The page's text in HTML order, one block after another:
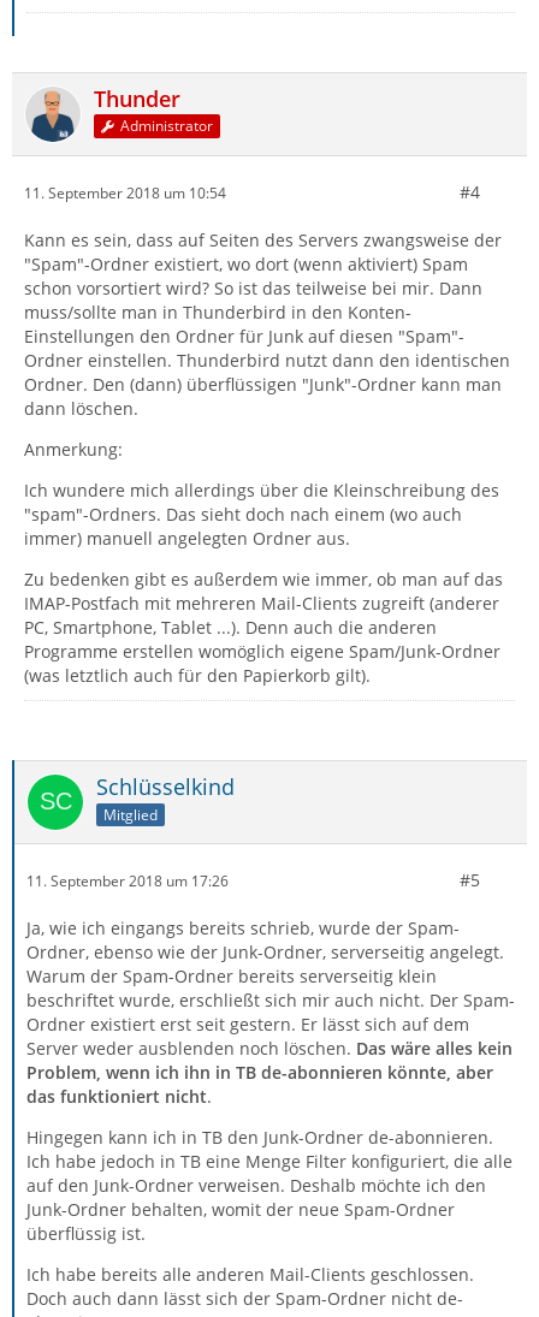
Thunder
Administrator
11. September 2018 um 10:54 #4
Kann es sein, dass auf Seiten des Servers zwangsweise der
"Spam"-Ordner existiert, wo dort (wenn aktiviert) Spam
schon vorsortiert wird? So ist das teilweise bei mir. Dann
muss/sollte man in Thunderbird in den Konten-
Einstellungen den Ordner für Junk auf diesen "Spam"-
Ordner einstellen. Thunderbird nutzt dann den identischen
Ordner. Den (dann) überflüssigen "Junk"-Ordner kann man
dann löschen.
Anmerkung:
Ich wundere mich allerdings über die Kleinschreibung des
"spam"-Ordners. Das sieht doch nach einem (wo auch
immer) manuell angelegten Ordner aus.
Zu bedenken gibt es außerdem wie immer, ob man auf das
IMAP-Postfach mit mehreren Mail-Clients zugreift (anderer
PC, Smartphone, Tablet ...). Denn auch die anderen
Programme erstellen womöglich eigene Spam/Junk-Ordner
(was letztlich auch für den Papierkorb gilt).
Schlüsselkind
Mitglied
11. September 2018 um 17:26 #5
Ja, wie ich eingangs bereits schrieb, wurde der Spam-
Ordner, ebenso wie der Junk-Ordner, serverseitig angelegt.
Warum der Spam-Ordner bereits serverseitig klein
beschriftet wurde, erschließt sich mir auch nicht. Der Spam-
Ordner existiert erst seit gestern. Er lässt sich auf dem
Server weder ausblenden noch löschen. Das wäre alles kein
Problem, wenn ich ihn in TB de-abonnieren könnte, aber
das funktioniert nicht.
Hingegen kann ich in TB den Junk-Ordner de-abonnieren.
Ich habe jedoch in TB eine Menge Filter konfiguriert, die alle
auf den Junk-Ordner verweisen. Deshalb möchte ich den
Junk-Ordner behalten, womit der neue Spam-Ordner
überflüssig ist.
Ich habe bereits alle anderen Mail-Clients geschlossen.
Doch auch dann lässt sich der Spam-Ordner nicht de-